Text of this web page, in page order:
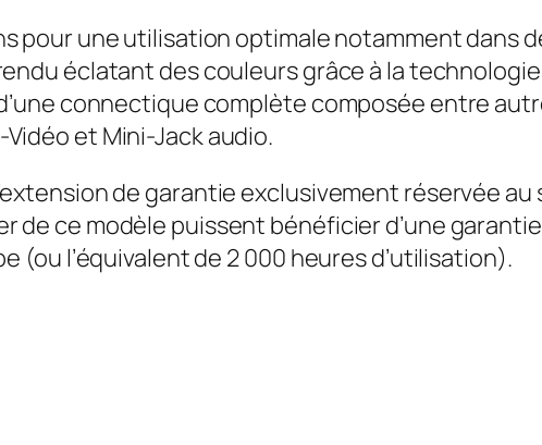
pour une utilisation optimale notamment dans
éclatant des couleurs grâce à la
connectique complète composée entre
et Mini-Jack audio.
de garantie exclusivement réservée
de ce modèle puissent bénéficier d’une
(ou l’équivalent de 2 000 heures d’utilisation).